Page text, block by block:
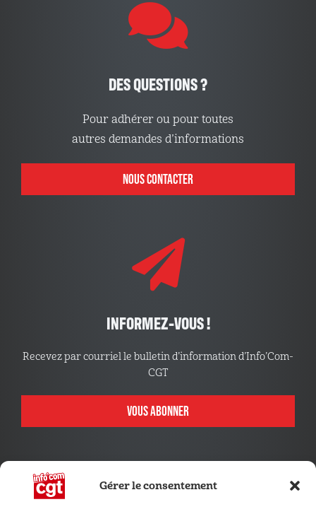
Gérer le consentement
DES QUESTIONS ?
Pour adhérer ou pour toutes
autres demandes d’informations
NOUS CONTACTER
INFORMEZ-VOUS !
Recevez par courriel le bulletin d’information d’Info’Com-
CGT
VOUS ABONNER